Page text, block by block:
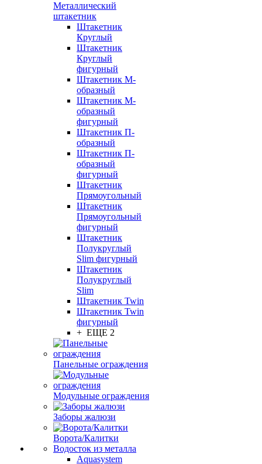
Металлический
штакетник
Штакетник
Круглый
Штакетник
Круглый
фигурный
Штакетник М-
образный
Штакетник М-
образный
фигурный
Штакетник П-
образный
Штакетник П-
образный
фигурный
Штакетник
Прямоугольный
Штакетник
Прямоугольный
фигурный
Штакетник
Полукруглый
Slim фигурный
Штакетник
Полукруглый
Slim
Штакетник Twin
Штакетник Twin
фигурный
+ ЕЩЕ 2
Панельные ограждения
Модульные ограждения
Заборы жалюзи
Ворота/Калитки
Водосток из металла
Aquasystem